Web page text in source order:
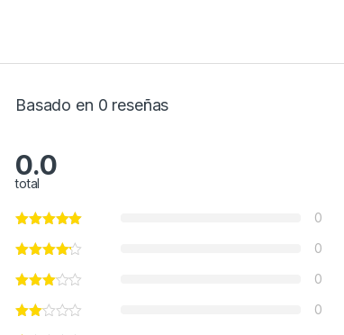
Basado en 0 reseñas
0.0
total
0
0
0
0